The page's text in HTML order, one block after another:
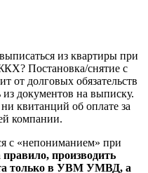
из квартиры при
Постановка/снятие с
от долговых обязательств
документов на выписку.
квитанций об оплате за
компании.
с «непониманием» при
правило, производить
только в УВМ УМВД, а